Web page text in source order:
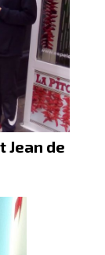
Jean de